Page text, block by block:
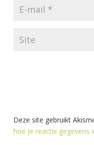
Deze site gebruikt
hoe je reactie gegevens